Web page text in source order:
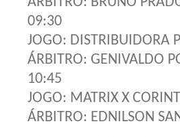
09:30
JOGO: DISTRIBUIDORA
ÁRBITRO: GENIVALDO
10:45
JOGO: MATRIX X
ÁRBITRO: EDNILSON